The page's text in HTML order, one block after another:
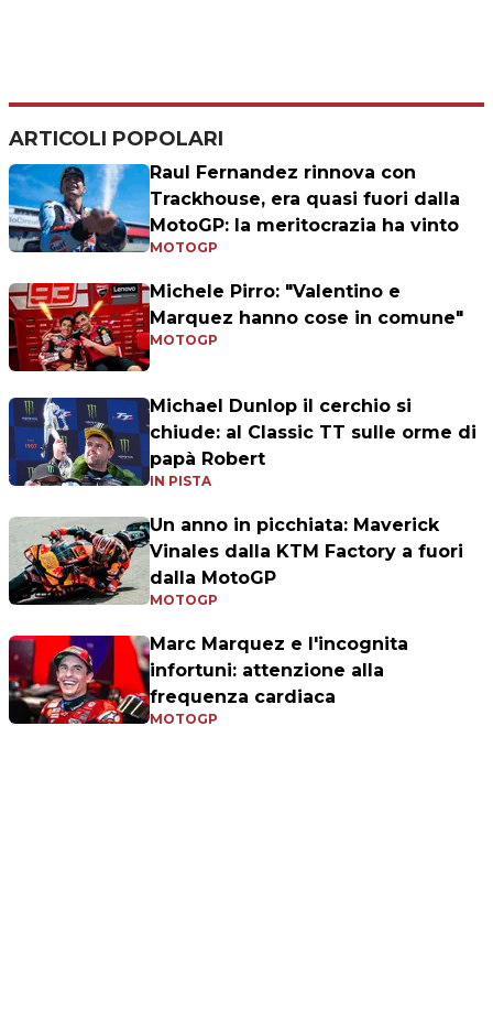
ARTICOLI POPOLARI
Raul Fernandez rinnova con
Trackhouse, era quasi fuori dalla
MotoGP: la meritocrazia ha vinto
MOTOGP
Michele Pirro: "Valentino e
Marquez hanno cose in comune"
MOTOGP
Michael Dunlop il cerchio si
chiude: al Classic TT sulle orme di
papà Robert
IN PISTA
Un anno in picchiata: Maverick
Vinales dalla KTM Factory a fuori
dalla MotoGP
MOTOGP
Marc Marquez e l'incognita
infortuni: attenzione alla
frequenza cardiaca
MOTOGP